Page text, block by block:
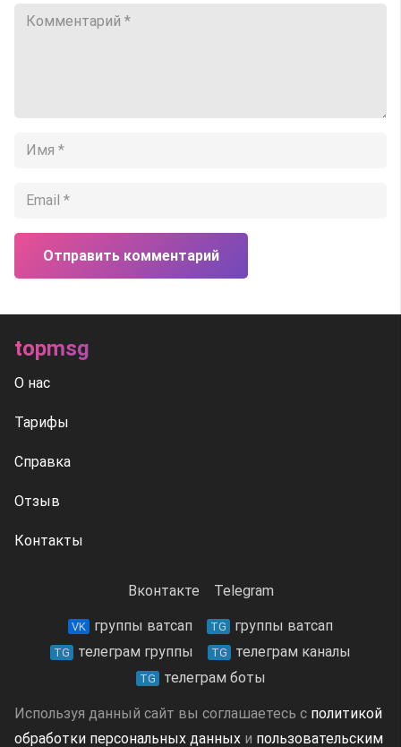
Отправить комментарий
topmsg
О нас
Тарифы
Справка
Отзыв
Контакты
Вконтакте Telegram
VK группы ватсап TG группы ватсап
TG телеграм группы TG телеграм каналы
TG телеграм боты
Используя данный сайт вы соглашаетесь с политикой
обработки персональных данных и пользовательским